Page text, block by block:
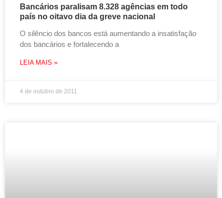
Bancários paralisam 8.328 agências em todo
país no oitavo dia da greve nacional
O silêncio dos bancos está aumentando a insatisfação
dos bancários e fortalecendo a
LEIA MAIS »
4 de outubro de 2011